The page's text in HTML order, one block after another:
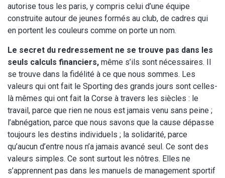
autorise tous les paris, y compris celui d’une équipe
construite autour de jeunes formés au club, de cadres qui
en portent les couleurs comme on porte un nom.
Le secret du redressement ne se trouve pas dans les
seuls calculs financiers, même s’ils sont nécessaires. Il
se trouve dans la fidélité à ce que nous sommes. Les
valeurs qui ont fait le Sporting des grands jours sont celles-
là mêmes qui ont fait la Corse à travers les siècles : le
travail, parce que rien ne nous est jamais venu sans peine ;
l’abnégation, parce que nous savons que la cause dépasse
toujours les destins individuels ; la solidarité, parce
qu’aucun d’entre nous n’a jamais avancé seul. Ce sont des
valeurs simples. Ce sont surtout les nôtres. Elles ne
s’apprennent pas dans les manuels de management sportif